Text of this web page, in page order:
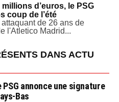
millions d’euros, le PSG
coup de l’été
de 26 ans de
l'Atletico Madrid...
DANS ACTU
annonce une signature
Bas